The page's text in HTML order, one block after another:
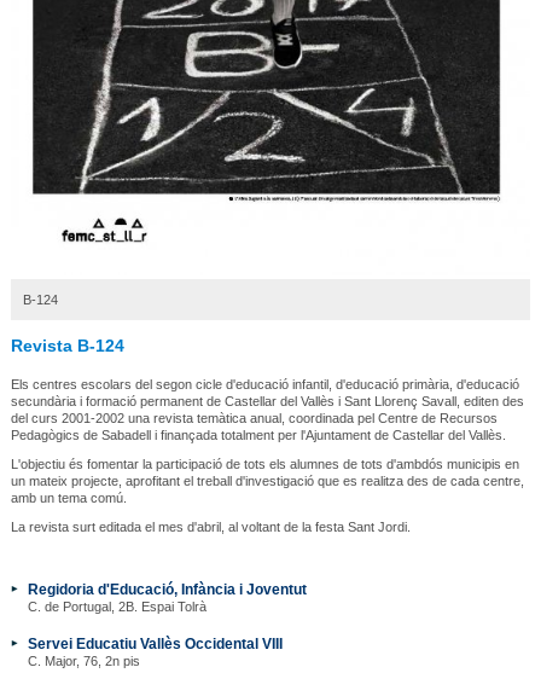
B-124
Revista B-124
Els centres escolars del segon cicle d'educació infantil, d'educació primària, d'educació
secundària i formació permanent de Castellar del Vallès i Sant Llorenç Savall, editen des
del curs 2001-2002 una revista temàtica anual, coordinada pel Centre de Recursos
Pedagògics de Sabadell i finançada totalment per l'Ajuntament de Castellar del Vallès.
L'objectiu és fomentar la participació de tots els alumnes de tots d'ambdós municipis en
un mateix projecte, aprofitant el treball d'investigació que es realitza des de cada centre,
amb un tema comú.
La revista surt editada el mes d'abril, al voltant de la festa Sant Jordi.
Regidoria d'Educació, Infància i Joventut
C. de Portugal, 2B. Espai Tolrà
Servei Educatiu Vallès Occidental VIII
C. Major, 76, 2n pis